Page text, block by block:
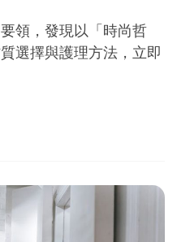
領，發現以「時尚哲
選擇與護理方法，立即